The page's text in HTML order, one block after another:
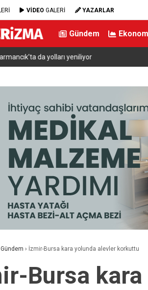
VİDEO GALERİ YAZARLAR
Gündem
Memişoğlu Batman Sağlık Yatırımlarını
Gündem › İzmir-Bursa kara yolunda alevler korkuttu
Bursa